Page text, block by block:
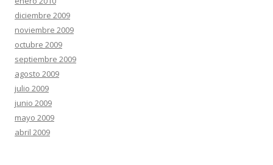
diciembre 2009
noviembre 2009
octubre 2009
septiembre 2009
agosto 2009
julio 2009
junio 2009
mayo 2009
abril 2009